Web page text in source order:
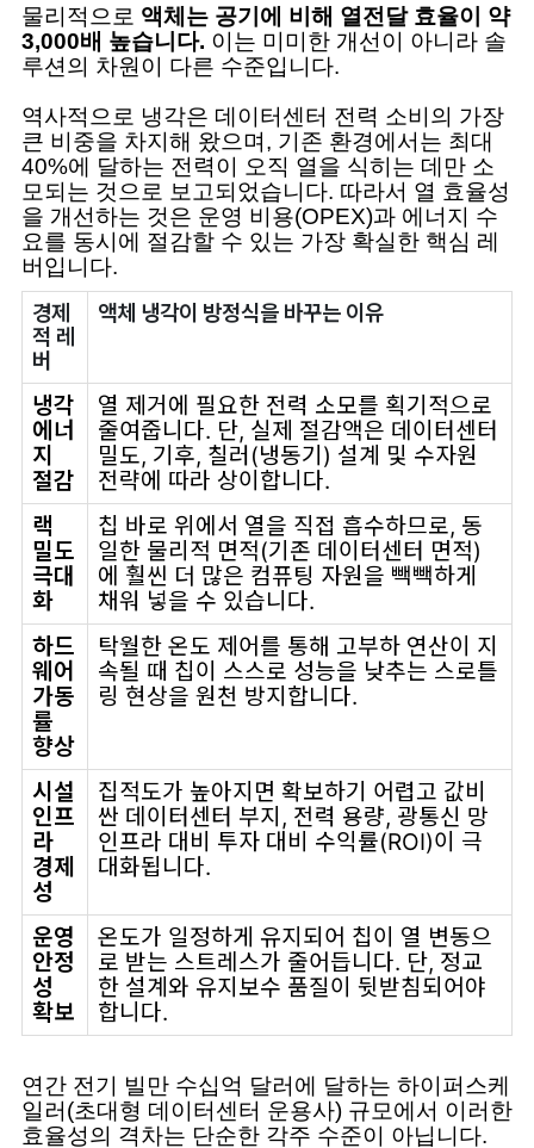
물리적으로 액체는 공기에 비해 열전달 효율이 약
3,000배 높습니다. 이는 미미한 개선이 아니라 솔
루션의 차원이 다른 수준입니다.
역사적으로 냉각은 데이터센터 전력 소비의 가장
큰 비중을 차지해 왔으며, 기존 환경에서는 최대
40%에 달하는 전력이 오직 열을 식히는 데만 소
모되는 것으로 보고되었습니다. 따라서 열 효율성
을 개선하는 것은 운영 비용(OPEX)과 에너지 수
요를 동시에 절감할 수 있는 가장 확실한 핵심 레
버입니다.
경제
적 레
버
액체 냉각이 방정식을 바꾸는 이유
냉각
에너
지
절감
열 제거에 필요한 전력 소모를 획기적으로
줄여줍니다. 단, 실제 절감액은 데이터센터
밀도, 기후, 칠러(냉동기) 설계 및 수자원
전략에 따라 상이합니다.
랙
밀도
극대
화
칩 바로 위에서 열을 직접 흡수하므로, 동
일한 물리적 면적(기존 데이터센터 면적)
에 훨씬 더 많은 컴퓨팅 자원을 빽빽하게
채워 넣을 수 있습니다.
하드
웨어
가동
률
향상
탁월한 온도 제어를 통해 고부하 연산이 지
속될 때 칩이 스스로 성능을 낮추는 스로틀
링 현상을 원천 방지합니다.
시설
인프
라
경제
성
집적도가 높아지면 확보하기 어렵고 값비
싼 데이터센터 부지, 전력 용량, 광통신 망
인프라 대비 투자 대비 수익률(ROI)이 극
대화됩니다.
운영
안정
성
확보
온도가 일정하게 유지되어 칩이 열 변동으
로 받는 스트레스가 줄어듭니다. 단, 정교
한 설계와 유지보수 품질이 뒷받침되어야
합니다.
연간 전기 빌만 수십억 달러에 달하는 하이퍼스케
일러(초대형 데이터센터 운용사) 규모에서 이러한
효율성의 격차는 단순한 각주 수준이 아닙니다.